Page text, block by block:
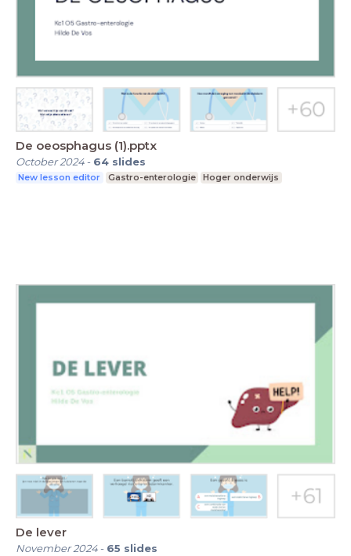
De oeosphagus (1).pptx
October 2024- 64 slides
New lesson editor Gastro-enterologie Hoger onderwijs
De lever
November 2024- 65 slides